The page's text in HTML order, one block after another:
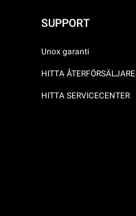
SUPPORT
Unox garanti
HITTA ÅTERFÖRSÄLJARE
HITTA SERVICECENTER